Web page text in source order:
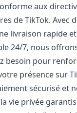
aux
de TikTok. Avec
livraison rapide
24/7, nous
besoin pour
présence sur
sécurisé et
vie privée